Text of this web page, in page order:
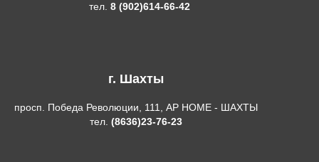
тел. 8 (902)614-66-42
г. Шахты
просп. Победа Революции, 111, AP HOME - ШАХТЫ
тел. (8636)23-76-23